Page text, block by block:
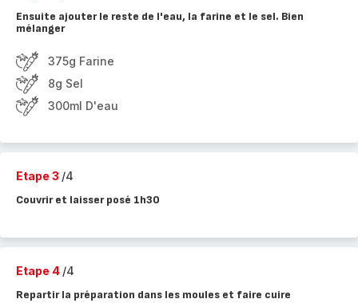
Ensuite ajouter le reste de l'eau, la farine et le sel. Bien
mélanger
375g Farine
8g Sel
300ml D'eau
Etape 3 /4
Couvrir et laisser posé 1h30
Etape 4 /4
Repartir la préparation dans les moules et faire cuire